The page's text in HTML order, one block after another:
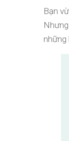
Bạn
những